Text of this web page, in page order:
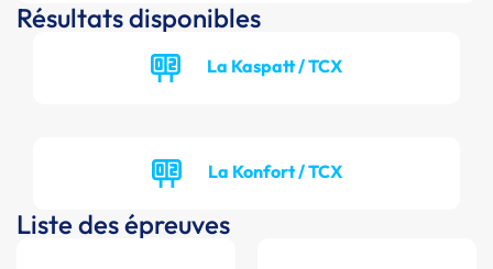
Résultats disponibles
La Kaspatt / TCX
La Konfort / TCX
Liste des épreuves